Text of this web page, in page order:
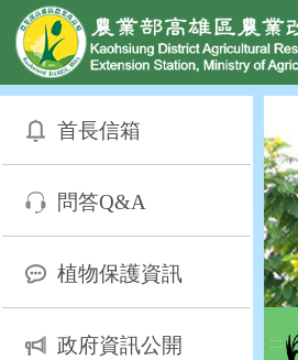
網頁置頂
首長信箱
問答Q&A
植物保護資訊
政府資訊公開 :::